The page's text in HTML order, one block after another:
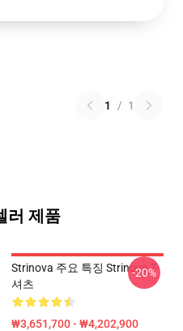
1 / 1
러 제품
Strinova 주요 특징 Strinova T-
셔츠
₩3,651,700 - ₩4,202,900
-20%